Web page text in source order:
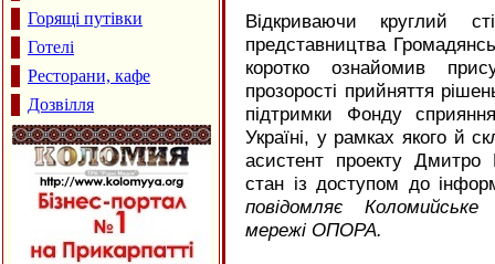
Горящі путівки
Готелі
Ресторани, кафе
Дозвілля
Відкриваючи круглий
представництва
коротко ознайомив
прозорості прийняття
підтримки Фонду
Україні, у рамках якого й
асистент проекту Дмитро
стан із доступом до
повідомляє Коломийське
мережі ОПОРА.